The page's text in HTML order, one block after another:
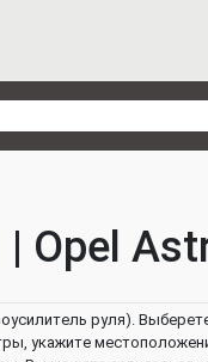
Opel
руля).
укажите